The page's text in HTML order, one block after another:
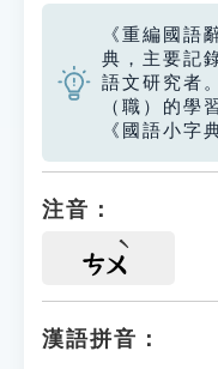
《重編國語
典，主要記
語文研究者
（職）的學
《國語小字
注音：
ㄘㄨ
漢語拼音：